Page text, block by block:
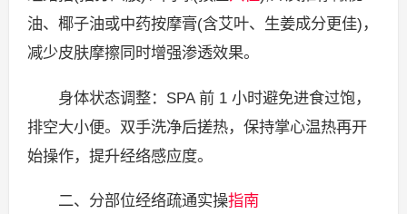
油、椰子油或中药按摩膏(含艾叶、生姜成分更佳)，
减少皮肤摩擦同时增强渗透效果。
身体状态调整：SPA 前 1 小时避免进食过饱，
排空大小便。双手洗净后搓热，保持掌心温热再开
始操作，提升经络感应度。
二、分部位经络疏通实操指南